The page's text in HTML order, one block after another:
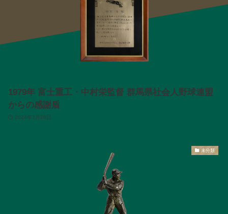
1979年 富士重工・中村栄監督 群馬県社会人野球連盟
からの感謝盾
2024年3月26日
未分類